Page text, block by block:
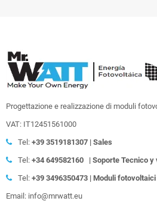
Progettazione e realizzazione di moduli
VAT: IT12451561000
Tel: +39 3519181307 | Sales
Tel: +34 649582160 | Soporte Tecnico y
Tel: +39 3496350473 | Moduli
Email: info@mrwatt.eu